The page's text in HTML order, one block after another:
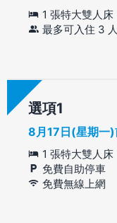
1 張特大雙人床
最多可入住 3
選項
8月17日(星期一)
1 張特大雙人床
免費自助停車
免費無線上網